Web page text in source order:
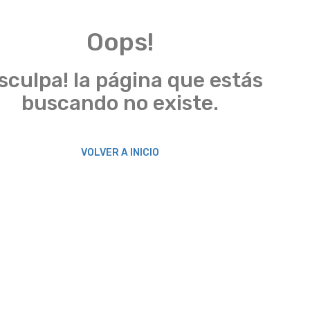
Oops!
la página que estás
buscando no existe.
VOLVER A INICIO